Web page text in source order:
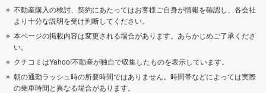
不動産購入の検討、契約にあたってはお客様ご自身が情報を確認し、各会社
より十分な説明を受け判断してください。
本ページの掲載内容は変更される場合があります。あらかじめご了承くださ
い。
クチコミはYahoo!不動産が独自で収集したものを表示しています。
朝の通勤ラッシュ時の所要時間ではありません。時間帯などによっては実際
の乗車時間と異なる場合があります。